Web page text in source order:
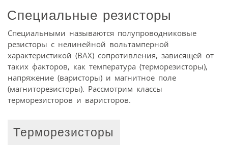
Специальные резисторы
Специальными называются полупроводниковые
резисторы с нелинейной вольтамперной
характеристикой (ВАХ) сопротивления, зависящей от
таких факторов, как температура (терморезисторы),
напряжение (варисторы) и магнитное поле
(магниторезисторы). Рассмотрим классы
терморезисторов и варисторов.
Терморезисторы